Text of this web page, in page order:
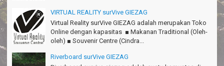
Thanks Gn.Ciremai mantap
Rian - Surabaya
Thanks!Green canyon Amazing
VIRTUAL REALITY surVive GIEZAG
Virtual Reality surVive GIEZAG adalah merupakan Toko
Online dengan kapasitas ■ Makanan Traditional (Oleh-
oleh) ■ Souvenir Centre (Cindra...
Riverboard surVive GIEZAG